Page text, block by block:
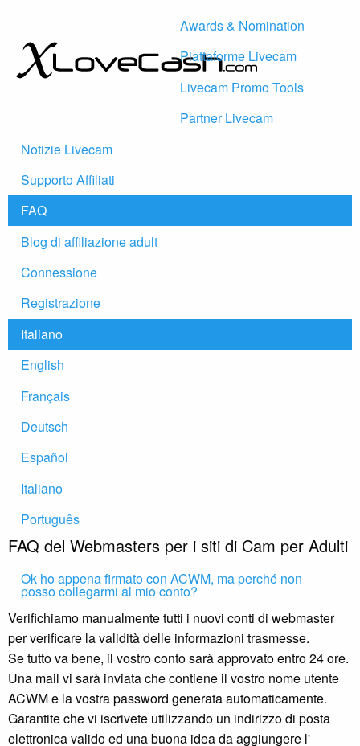
Awards & Nomination
Piattaforme Livecam
Livecam Promo Tools
Partner Livecam
Notizie Livecam
Supporto Affiliati
FAQ
Blog di affiliazione adult
Connessione
Registrazione
Italiano
English
Français
Deutsch
Español
Italiano
Português
FAQ del Webmasters per i siti di Cam per Adulti
Ok ho appena firmato con ACWM, ma perché non
posso collegarmi al mio conto?
Verifichiamo manualmente tutti i nuovi conti di webmaster
per verificare la validità delle informazioni trasmesse.
Se tutto va bene, il vostro conto sarà approvato entro 24 ore.
Una mail vi sarà inviata che contiene il vostro nome utente
ACWM e la vostra password generata automaticamente.
Garantite che vi iscrivete utilizzando un indirizzo di posta
elettronica valido ed una buona idea da aggiungere l'